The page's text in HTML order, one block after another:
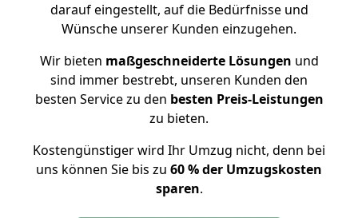
darauf eingestellt, auf die Bedürfnisse und
Wünsche unserer Kunden einzugehen.
Wir bieten maßgeschneiderte Lösungen und
sind immer bestrebt, unseren Kunden den
besten Service zu den besten Preis-Leistungen
zu bieten.
Kostengünstiger wird Ihr Umzug nicht, denn bei
uns können Sie bis zu 60 % der Umzugskosten
sparen.